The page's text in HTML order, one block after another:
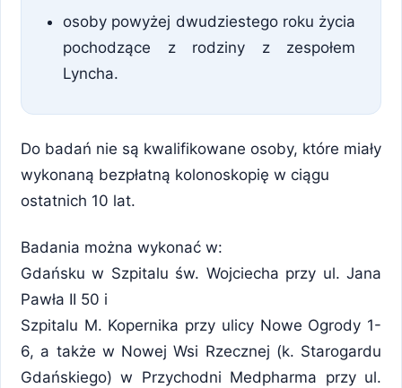
osoby powyżej dwudziestego roku życia
pochodzące z rodziny z zespołem
Lyncha.
Do badań nie są kwalifikowane osoby, które miały
wykonaną bezpłatną kolonoskopię w ciągu
ostatnich 10 lat.
Badania można wykonać w:
Gdańsku w Szpitalu św. Wojciecha przy ul. Jana
Pawła II 50 i
Szpitalu M. Kopernika przy ulicy Nowe Ogrody 1-
6, a także w Nowej Wsi Rzecznej (k. Starogardu
Gdańskiego) w Przychodni Medpharma przy ul.